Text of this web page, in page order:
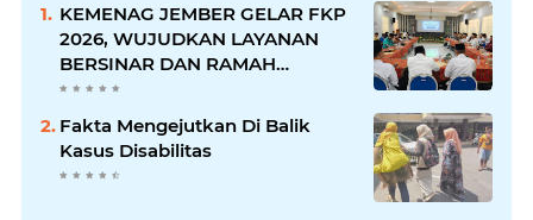
KEMENAG JEMBER GELAR FKP
2026, WUJUDKAN LAYANAN
BERSINAR DAN RAMAH
DISABILITAS
Fakta Mengejutkan Di Balik
Kasus Disabilitas